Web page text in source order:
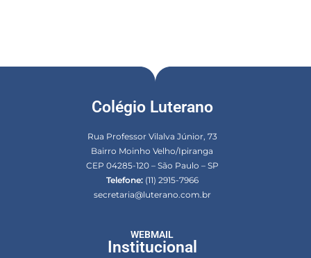
Colégio Luterano
Rua Professor Vilalva Júnior, 73
Bairro Moinho Velho/Ipiranga
CEP 04285-120 – São Paulo – SP
Telefone:(11) 2915-7966
secretaria@luterano.com.br
WEBMAIL
Institucional